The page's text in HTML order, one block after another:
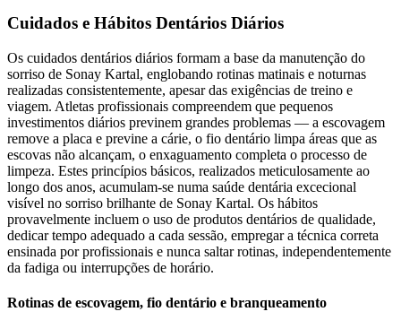
Cuidados e Hábitos Dentários Diários
Os cuidados dentários diários formam a base da manutenção do
sorriso de Sonay Kartal, englobando rotinas matinais e noturnas
realizadas consistentemente, apesar das exigências de treino e
viagem. Atletas profissionais compreendem que pequenos
investimentos diários previnem grandes problemas — a escovagem
remove a placa e previne a cárie, o fio dentário limpa áreas que as
escovas não alcançam, o enxaguamento completa o processo de
limpeza. Estes princípios básicos, realizados meticulosamente ao
longo dos anos, acumulam-se numa saúde dentária excecional
visível no sorriso brilhante de Sonay Kartal. Os hábitos
provavelmente incluem o uso de produtos dentários de qualidade,
dedicar tempo adequado a cada sessão, empregar a técnica correta
ensinada por profissionais e nunca saltar rotinas, independentemente
da fadiga ou interrupções de horário.
Rotinas de escovagem, fio dentário e branqueamento